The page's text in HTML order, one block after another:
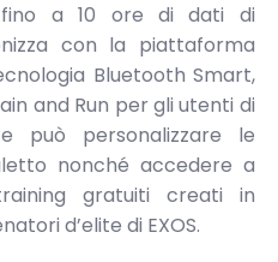
fino a 10 ore di dati di
con la piattaforma
Bluetooth Smart,
and Run per gli utenti di
può personalizzare le
nonché accedere a
gratuiti creati in
d’elite di EXOS.